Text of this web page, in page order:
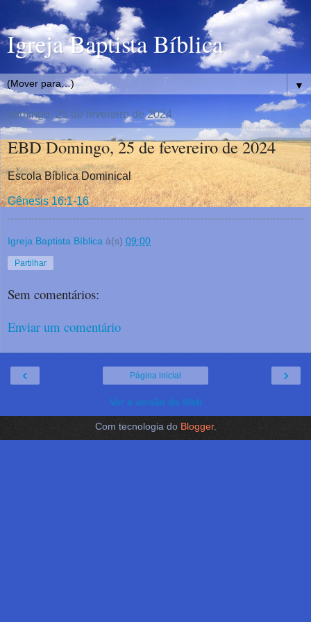
Igreja Baptista Bíblica
▼
domingo, 25 de fevereiro de 2024
EBD Domingo, 25 de fevereiro de 2024
Escola Bíblica Dominical
Gênesis 16:1-16
Igreja Baptista Bíblica à(s) 09:00
Partilhar
Sem comentários:
Enviar um comentário
‹ ›
Página inicial
Ver a versão da Web
Com tecnologia do Blogger.